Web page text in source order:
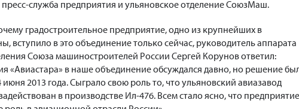
служба предприятия и ульяновское отделение СоюзМаш.
градостроительное предприятие, одно из крупнейших в
вступило в это объединение только сейчас, руководитель аппарата
Союза машиностроителей России Сергей Корунов ответил:
«Авиастара» в наше объединение обсуждался давно, но решение
2013 года. Сыграло свою роль то, что ульяновский авиазавод
в производстве Ил-476. Всем стало ясно, что предприятие